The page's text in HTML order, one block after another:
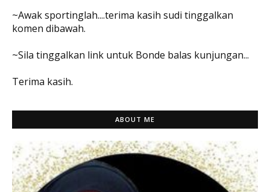
~Awak sportinglah....terima kasih sudi tinggalkan
komen dibawah.
~Sila tinggalkan link untuk Bonde balas kunjungan...
Terima kasih.
ABOUT ME